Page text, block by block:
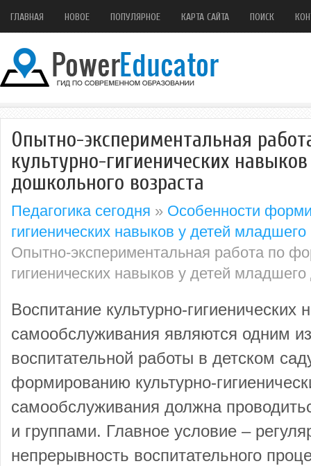
ГЛАВНАЯ НОВОЕ ПОПУЛЯРНОЕ КАРТА САЙТА ПОИСК
Опытно-экспериментальная
культурно-гигиенических
дошкольного возраста
Педагогика сегодня » Особенности
гигиенических навыков у детей
Опытно-экспериментальная работа по
гигиенических навыков у детей
Воспитание культурно-гигиенических
самообслуживания являются одним
воспитательной работы в детском
формированию культурно-
самообслуживания должна
и группами. Главное условие –
непрерывность воспитательного